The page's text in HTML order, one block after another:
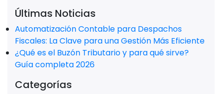
Últimas Noticias
Automatización Contable para Despachos
Fiscales: La Clave para una Gestión Más Eficiente
¿Qué es el Buzón Tributario y para qué sirve?
Guía completa 2026
Categorías